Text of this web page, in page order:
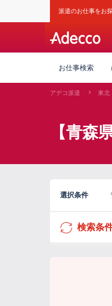
派遣のお仕事をお
お仕事検索
アデコ派遣 東北
【青森
選択条件
検索条